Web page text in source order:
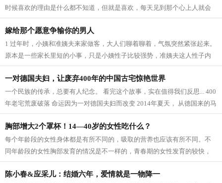
时候喜欢的理由是什么都不知道，但就是喜欢，每天见到那个心上人就会
开心，就会心潮澎湃，这就是初恋的魅...
嫁给那个愿意争输你的男人
1 过年时，小姨和准姨夫来家做客，大人们聊着聊着，气氛突然紧张起来。
原本是一些家长里短的小事，只是小姨性子比较强势，准姨夫这人性子内
敛，看上去十分忠厚老实，再加上小...
一对德国夫妇，让废弃400年的中国古宅惊艳世界
一个民族的传承，总要有人纪念。 看完这个故事，实在值得我们反思... 400
年老宅荒废破落 命运因为一对德国夫妇而改变 2014年夏天， 从德国来的马
里奥夫妇，旅游到桂林阳朔夏棠村，...
胸部增大2个罩杯！14—40岁的女性吃什么？
每个年龄段的女性身体都是有所不同的，吸取的营养也应该有所不同。不
同年龄段的女性胸部发育的情况是不一样的，青春期的女性发育的较快，
成年的女性胸部逐渐发育完善，汲取的...
陈小春&应采儿：结婚六年，爱情就是一物降一